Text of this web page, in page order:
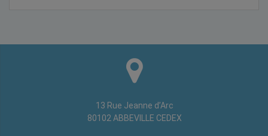
13 Rue Jeanne d’Arc
80102 ABBEVILLE CEDEX